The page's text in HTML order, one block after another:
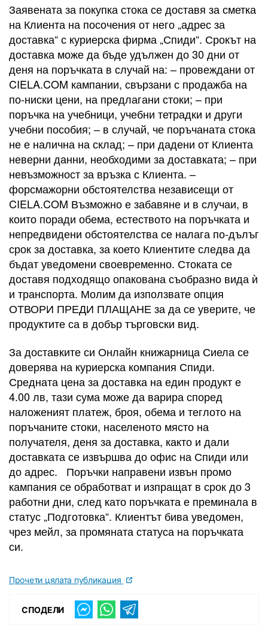
Заявената за покупка стока се доставя за сметка
на Клиента на посочения от него „адрес за
доставка“ с куриерска фирма „Спиди“. Срокът на
доставка може да бъде удължен до 30 дни от
деня на поръчката в случай на: – провеждани от
CIELA.COM кампании, свързани с продажба на
по-ниски цени, на предлагани стоки; – при
поръчка на учебници, учебни тетрадки и други
учебни пособия; – в случай, че поръчаната стока
не е налична на склад; – при дадени от Клиента
неверни данни, необходими за доставката; – при
невъзможност за връзка с Клиента. –
форсмажорни обстоятелства независещи от
CIELA.COM Възможно е забавяне и в случаи, в
които поради обема, естеството на поръчката и
непредвидени обстоятелства се налага по-дълъг
срок за доставка, за което Клиентите следва да
бъдат уведомени своевременно. Стоката се
доставя подходящо опакована съобразно вида ѝ
и транспорта. Молим да използвате опция
ОТВОРИ ПРЕДИ ПЛАЩАНЕ за да се уверите, че
продуктите са в добър търговски вид.
За доставките си Онлайн книжарница Сиела се
доверява на куриерска компания Спиди.
Средната цена за доставка на един продукт е
4.00 лв, тази сума може да варира според
наложеният платеж, броя, обема и теглото на
поръчаните стоки, населеното място на
получателя, деня за доставка, както и дали
доставката се извършва до офис на Спиди или
до адрес. Поръчки направени извън промо
кампания се обработват и изпращат в срок до 3
работни дни, след като поръчката е преминала в
статус „Подготовка“. Клиентът бива уведомен,
чрез мейл, за промяната статуса на поръчката
си.
Прочети цялата публикация
СПОДЕЛИ